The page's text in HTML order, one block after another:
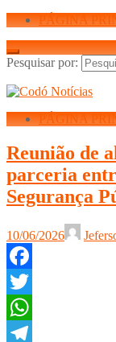
PÁGINA
Pesquisar por:
PÁGINA
Reunião de
parceria
Segurança
10/06/2026
Facebook
Twitter
WhatsApp